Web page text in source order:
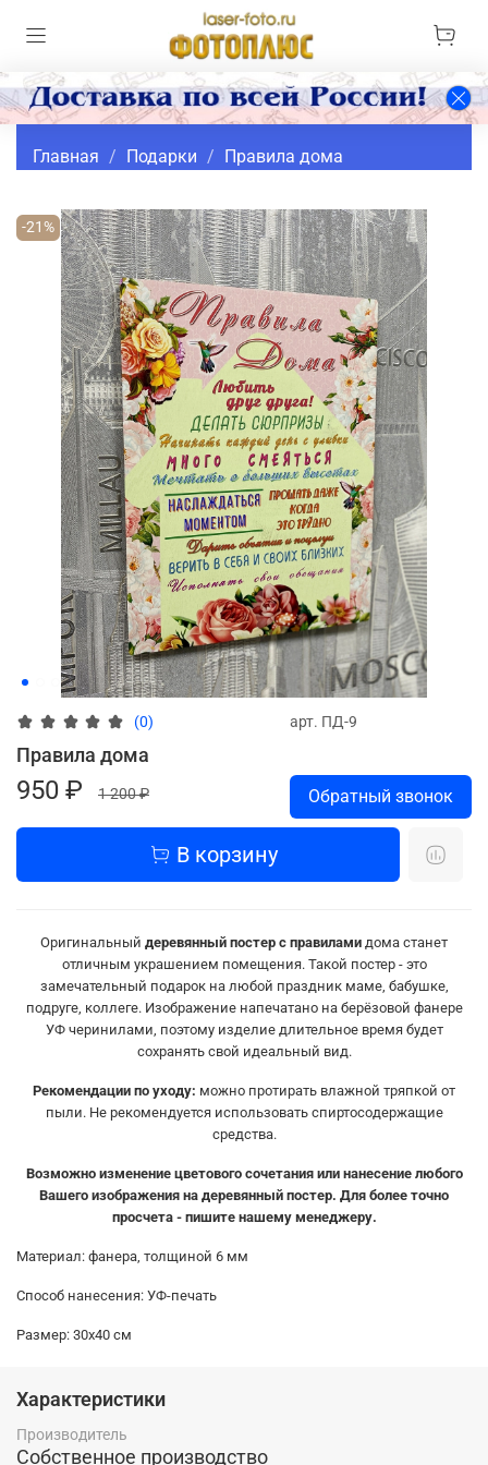
Главная Подарки Правила дома
-21%
(0) арт. ПД-9
Правила дома
950 ₽ 1 200 ₽ Обратный звонок
В корзину
Оригинальный деревянный постер с правилами дома станет
отличным украшением помещения. Такой постер - это
замечательный подарок на любой праздник маме, бабушке,
подруге, коллеге.Изображение напечатано на берёзовой фанере
УФ черинилами, поэтому изделие длительное время будет
сохранять свой идеальный вид.
Рекомендации по уходу: можно протирать влажной тряпкой от
пыли. Не рекомендуется использовать спиртосодержащие
средства.
Возможно изменение цветового сочетания или нанесение любого
Вашего изображения на деревянный постер. Для более точно
просчета - пишите нашему менеджеру.
Материал: фанера, толщиной 6 мм
Способ нанесения: УФ-печать
Размер: 30х40 см
Характеристики
Производитель
Собственное производство